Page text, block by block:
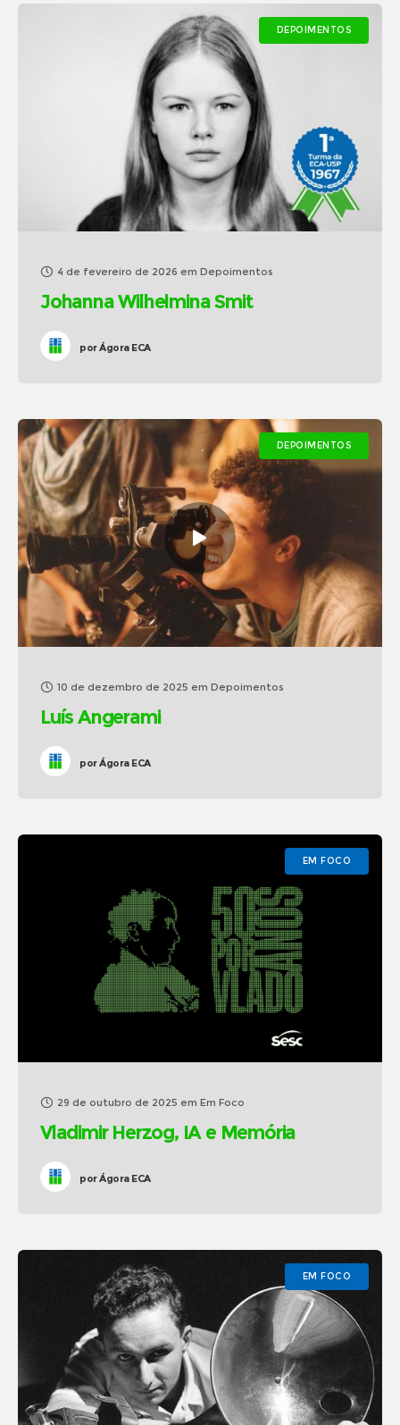
DEPOIMENTOS
4 de fevereiro de 2026 em Depoimentos
Johanna Wilhelmina Smit
porÁgora ECA
DEPOIMENTOS
10 de dezembro de 2025 em Depoimentos
Luís Angerami
porÁgora ECA
EM FOCO
29 de outubro de 2025 em Em Foco
Vladimir Herzog, IA e Memória
porÁgora ECA
EM FOCO